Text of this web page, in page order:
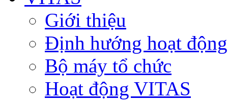
Giới thiệu
Định hướng hoạt động
Bộ máy tổ chức
Hoạt động VITAS